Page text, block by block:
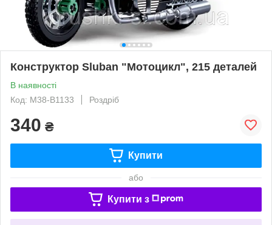
Конструктор Sluban "Мотоцикл", 215 деталей
В наявності
Код: M38-B1133
Роздріб
340 ₴
Купити
або
Купити з